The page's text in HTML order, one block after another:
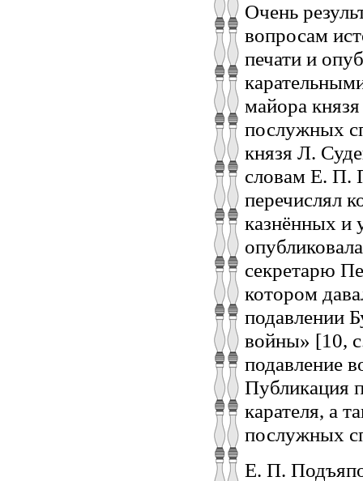
Очень
вопросам
печати и
майора
послужных
князя Л.
словам Е. П.
перечислял
казнённых и
секретарю
котором
подавлении
войны» [10,
подавление
Публикация
карателя, а
послужных
Е. П.